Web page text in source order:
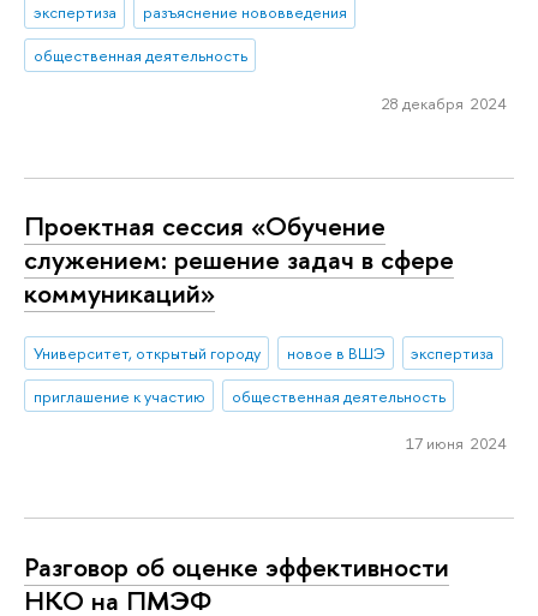
экспертиза
разъяснение нововведения
общественная деятельность
28 декабря 2024
Проектная сессия «Обучение
служением: решение задач в сфере
коммуникаций»
Университет, открытый городу новое в ВШЭ
экспертиза
приглашение к участию
общественная деятельность
17 июня 2024
Разговор об оценке эффективности
НКО на ПМЭФ